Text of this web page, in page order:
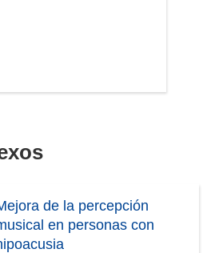
de la percepción
en personas con